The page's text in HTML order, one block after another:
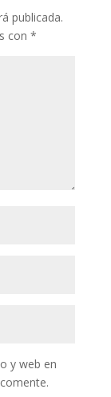
publicada.
con *
y web en